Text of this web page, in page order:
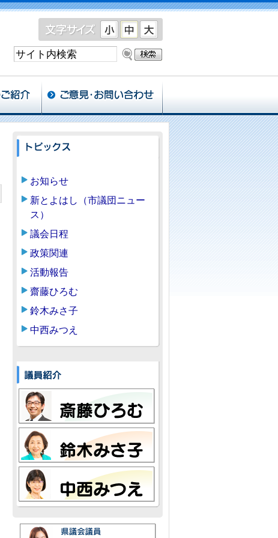
お知らせ
新とよはし（市議団ニュー
ス）
議会日程
政策関連
活動報告
齋藤ひろむ
鈴木みさ子
中西みつえ